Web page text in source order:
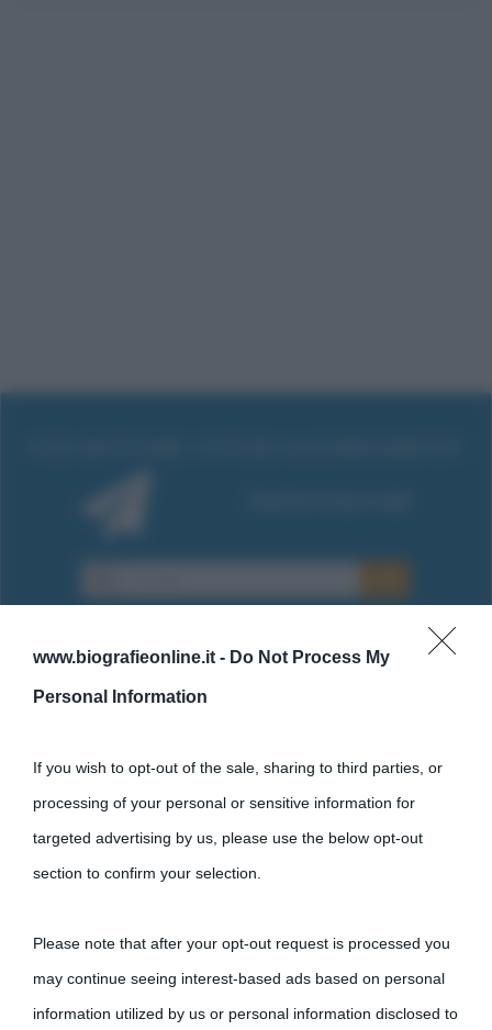
www.biografieonline.it - Do Not Process My
Personal Information
If you wish to opt-out of the sale, sharing to third parties, or
processing of your personal or sensitive information for
targeted advertising by us, please use the below opt-out
section to confirm your selection.
Please note that after your opt-out request is processed you
may continue seeing interest-based ads based on personal
information utilized by us or personal information disclosed to
Cultura è un blog del sito Biografieonline © 2012-2025 •
come Affiliato Amazon il sito ricava commissioni sugli acquisti
idonei.